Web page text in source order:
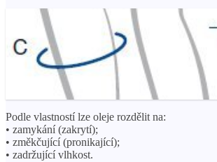
Podle vlastností lze oleje rozdělit na:
• zamykání (zakrytí);
• změkčující (pronikající);
• zadržující vlhkost.